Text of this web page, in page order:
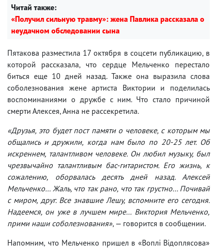
Читай также:
«Получил сильную травму»: жена Павлика рассказала о
неудачном обследовании сына
Пятакова разместила 17 октября в соцсети публикацию, в
которой рассказала, что сердце Мельченко перестало
биться еще 10 дней назад. Также она выразила слова
соболезнования жене артиста Виктории и поделилась
воспоминаниями о дружбе с ним. Что стало причиной
смерти Алексея, Анна не рассекретила.
«Друзья, это будет пост памяти о человеке, с которым мы
общались и дружили, когда нам было по 20-25 лет. Об
искреннем, талантливом человеке. Он любил музыку, был
чрезвычайно талантливым бас-гитаристом. Его жизнь, к
сожалению, оборвалась десять дней назад. Алексей
Мельченко… Жаль, что так рано, что так грустно… Почивай
с миром, друг. Все знавшие Лешу, вспомните его сегодня.
Надеемся, он уже в лучшем мире… Виктория Мельченко,
прими наши соболезнования», — говорится в сообщении.
Напомним, что Мельченко пришел в «Воплі Відоплясова»